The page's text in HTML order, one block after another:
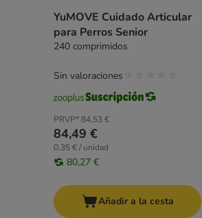
YuMOVE Cuidado Articular
para Perros Senior
240 comprimidos
PRVP*84,53 €
84,49 €
0,35 € / unidad
80,27 €
Sin valoraciones
Añadir a la cesta